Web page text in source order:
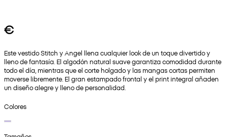
€
Este vestido Stitch y Angel llena cualquier look de un toque divertido y
lleno de fantasía. El algodón natural suave garantiza comodidad durante
todo el día, mientras que el corte holgado y las mangas cortas permiten
moverse libremente. El gran estampado frontal y el print integral añaden
un diseño alegre y lleno de personalidad.
Colores